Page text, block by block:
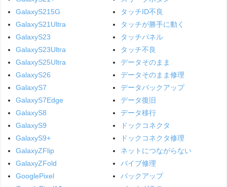
GalaxyS215G
GalaxyS21Ultra
GalaxyS23
GalaxyS23Ultra
GalaxyS25Ultra
GalaxyS26
GalaxyS7
GalaxyS7Edge
GalaxyS8
GalaxyS9
GalaxyS9+
GalaxyZFlip
GalaxyZFold
GooglePixel
タッチID不良
タッチが勝手に動く
タッチパネル
タッチ不良
データそのまま
データそのまま修理
データバックアップ
データ復旧
データ移行
ドックコネクタ
ドックコネクタ修理
ネットにつながらない
バイブ修理
バックアップ